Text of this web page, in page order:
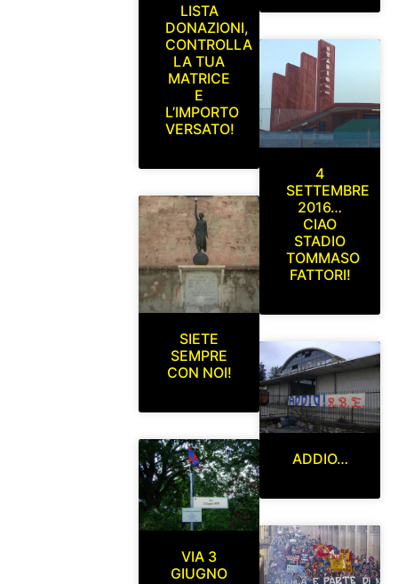
LISTA
DONAZIONI,
CONTROLLA
LA TUA
MATRICE
E
L’IMPORTO
VERSATO!
SIETE
SEMPRE
CON NOI!
VIA 3
GIUGNO
4
SETTEMBRE
2016…
CIAO
STADIO
TOMMASO
FATTORI!
ADDIO…